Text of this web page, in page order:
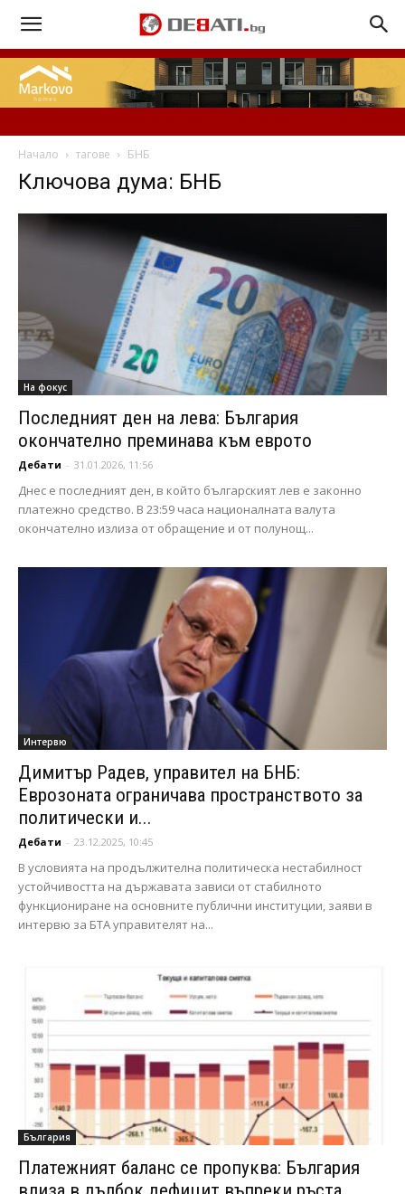
Начало тагове БНБ
Ключова дума: БНБ
На фокус
Последният ден на лева: България
окончателно преминава към еврото
Дебати - 31.01.2026, 11:56
Днес е последният ден, в който българският лев е законно
платежно средство. В 23:59 часа националната валута
окончателно излиза от обращение и от полунощ...
Интервю
Димитър Радев, управител на БНБ:
Еврозоната ограничава пространството за
политически и...
Дебати - 23.12.2025, 10:45
В условията на продължителна политическа нестабилност
устойчивостта на държавата зависи от стабилното
функциониране на основните публични институции, заяви в
интервю за БТА управителят на...
България
Платежният баланс се пропуква: България